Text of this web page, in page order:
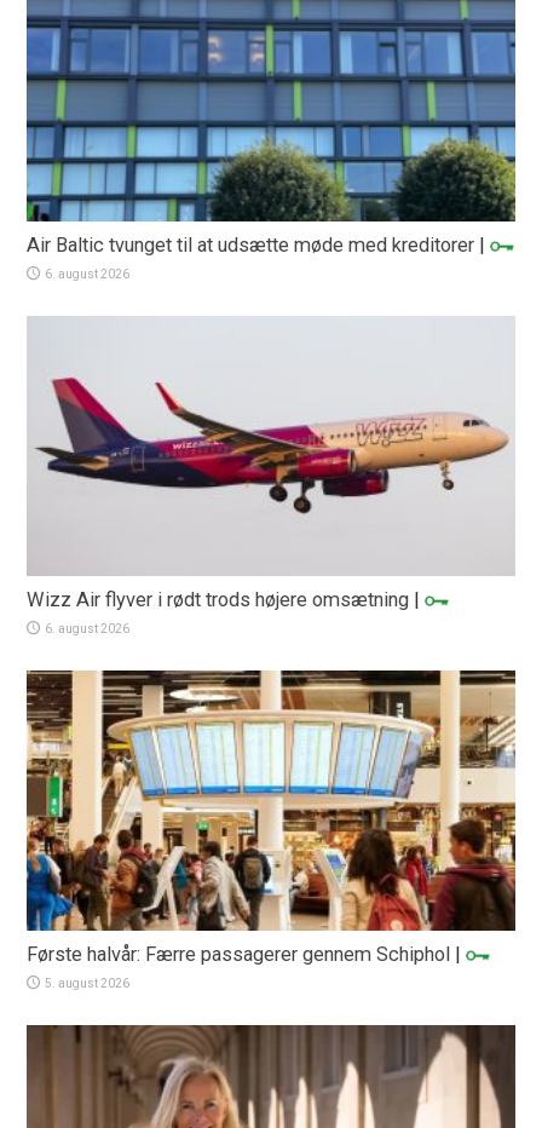
Air Baltic tvunget til at udsætte møde med kreditorer |
6. august 2026
Wizz Air flyver i rødt trods højere omsætning |
6. august 2026
Første halvår: Færre passagerer gennem Schiphol |
5. august 2026